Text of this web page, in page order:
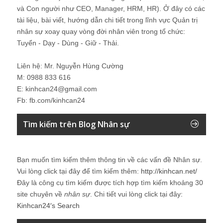
và Con người như CEO, Manager, HRM, HR). Ở đây có các
tài liệu, bài viết, hướng dẫn chi tiết trong lĩnh vực Quản trị
nhân sự xoay quay vòng đời nhân viên trong tổ chức:
Tuyển - Dạy - Dùng - Giữ - Thải.
Liên hệ: Mr. Nguyễn Hùng Cường
M: 0988 833 616
E: kinhcan24@gmail.com
Fb: fb.com/kinhcan24
Tìm kiếm trên Blog Nhân sự
Bạn muốn tìm kiếm thêm thông tin về các vấn đề Nhân sự
Vui lòng click tại đây để tìm kiếm thêm: http://kinhcan.net/
Đây là công cụ tìm kiếm được tích hợp tìm kiếm khoảng 30
site chuyên về nhân sự. Chi tiết vui lòng click tại đây:
Kinhcan24′s Search